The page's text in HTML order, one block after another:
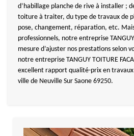
d’habillage planche de rive à installer ;
toiture à traiter, du type de travaux de
pose, changement, réparation, etc.
professionnels, notre entreprise
mesure d’ajuster nos prestations selon
notre entreprise TANGUY TOITURE
excellent rapport qualité-prix en travaux
ville de Neuville Sur Saone 69250.